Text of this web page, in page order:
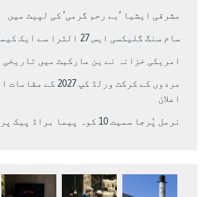
مشرقی ایشیا ‘بے رحم گرمی’ کی لپیٹ میں
سام سنگ گلیکسی ایس 27 الٹرا سے ایک کیمرا ہٹا دے گا.
امریکی خزانہ نے ین مارکیٹ میں تاریخی
مردوں کے کرکٹ ورلڈ کپ
اعلان
نرمل پُرجا سمیت 10 کوہ پیما براڈ پیک پر لاپتہ